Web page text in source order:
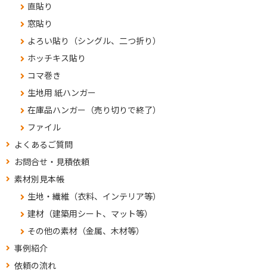
直貼り
窓貼り
よろい貼り（シングル、二つ折り）
ホッチキス貼り
コマ巻き
生地用 紙ハンガー
在庫品ハンガー（売り切りで終了）
ファイル
よくあるご質問
お問合せ・見積依頼
素材別見本帳
生地・繊維（衣料、インテリア等）
建材（建築用シート、マット等）
その他の素材（金属、木材等）
事例紹介
依頼の流れ